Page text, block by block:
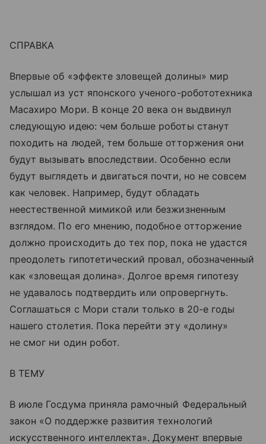
СПРАВКА
Впервые об «эффекте зловещей долины» мир
услышал из уст японского ученого-робототехника
Масахиро Мори. В конце 20 века он выдвинул
следующую идею: чем больше роботы станут
походить на людей, тем больше отторжения они
будут вызывать впоследствии. Особенно если
будут выглядеть и двигаться почти, но не совсем
как человек. Например, будут обладать
неестественной мимикой или безжизненным
взглядом. По его мнению, подобное отторжение
должно происходить до тех пор, пока не удастся
преодолеть гипотетический провал, обозначенный
как «зловещая долина». Долгое время гипотезу
не удавалось подтвердить или опровергнуть.
Соглашаться с Мори стали только в 20-е годы
нашего столетия. Пока перейти эту «долину»
не смог ни один робот.
В ТЕМУ
В июле Госдума приняла рамочный Федеральный
закон «О поддержке развития технологий
искусственного интеллекта». Документ впервые